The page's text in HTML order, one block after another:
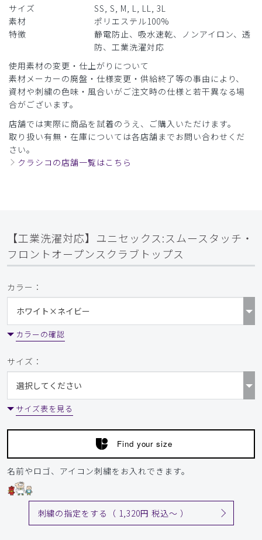
サイズ
SS, S, M, L, LL, 3L
素材
ポリエステル100%
特徴
静電防止、吸水速乾、ノンアイロン、透
防、工業洗濯対応
使用素材の変更・仕上がりについて
素材メーカーの廃盤・仕様変更・供給終了等の事由により、
資材や刺繍の色味・風合いがご注文時の仕様と若干異なる場
合がございます。
店舗では実際に商品を試着のうえ、ご購入いただけます。
取り扱い有無・在庫については各店舗までお問い合わせくだ
さい。
クラシコの店舗一覧はこちら
【工業洗濯対応】ユニセックス:スムースタッチ・
フロントオープンスクラブトップス
カラー：
カラーの確認
サイズ：
サイズ表を見る
Find your size
名前やロゴ、アイコン刺繍をお入れできます。
刺繍の指定をする（ 1,320円 税込〜 ）